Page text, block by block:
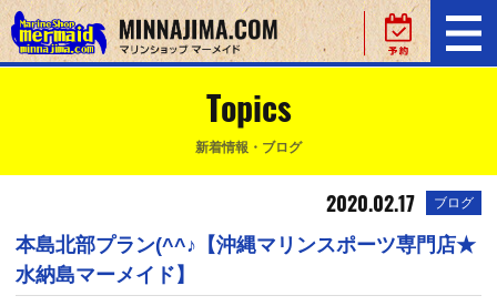
Topics
新着情報・ブログ
2020.02.17 ブログ
本島北部プラン(^^♪【沖縄マリンスポーツ専門店★
水納島マーメイド】